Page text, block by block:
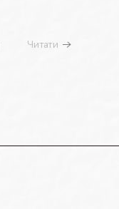
Читати